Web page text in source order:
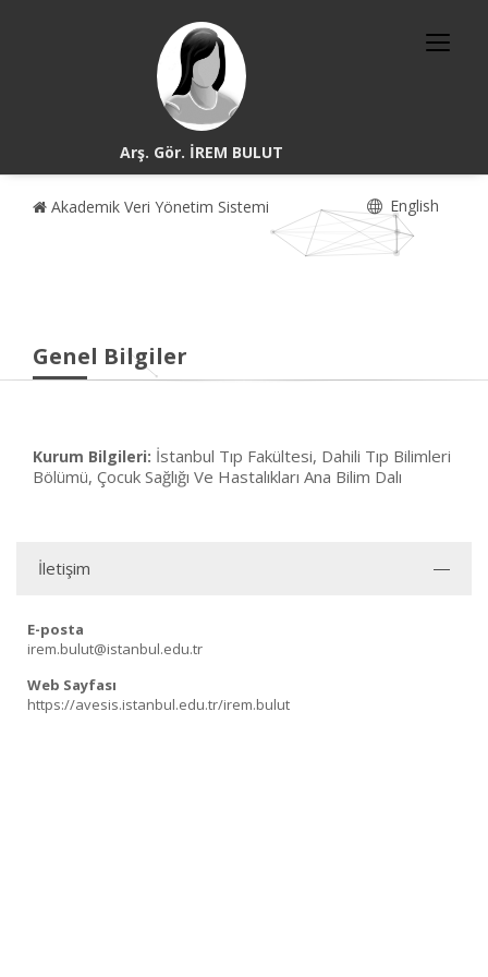
Arş. Gör. İREM BULUT
Akademik Veri Yönetim Sistemi English
Genel Bilgiler
Kurum Bilgileri: İstanbul Tıp Fakültesi, Dahili Tıp Bilimleri
Bölümü, Çocuk Sağlığı Ve Hastalıkları Ana Bilim Dalı
İletişim
E-posta
irem.bulut@istanbul.edu.tr
Web Sayfası
https://avesis.istanbul.edu.tr/irem.bulut